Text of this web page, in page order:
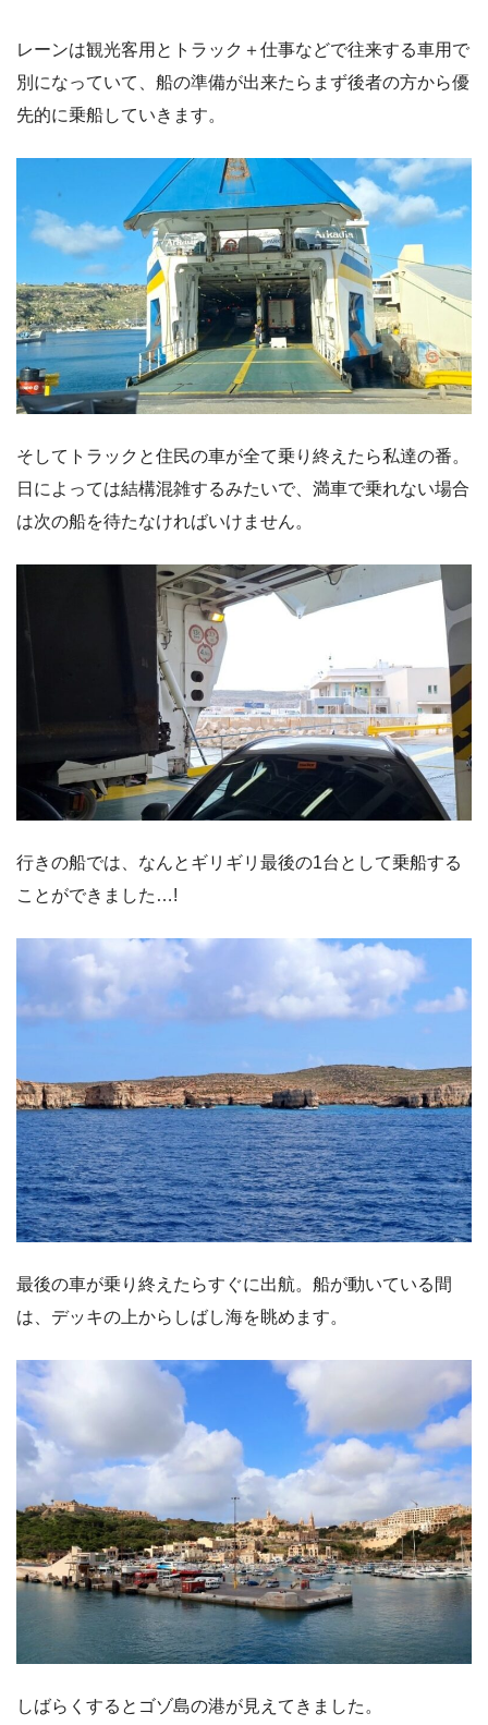
レーンは観光客用とトラック＋仕事などで往来する車用で
別になっていて、船の準備が出来たらまず後者の方から優
先的に乗船していきます。
そしてトラックと住民の車が全て乗り終えたら私達の番。
日によっては結構混雑するみたいで、満車で乗れない場合
は次の船を待たなければいけません。
行きの船では、なんとギリギリ最後の1台として乗船する
ことができました…!
最後の車が乗り終えたらすぐに出航。船が動いている間
は、デッキの上からしばし海を眺めます。
しばらくするとゴゾ島の港が見えてきました。